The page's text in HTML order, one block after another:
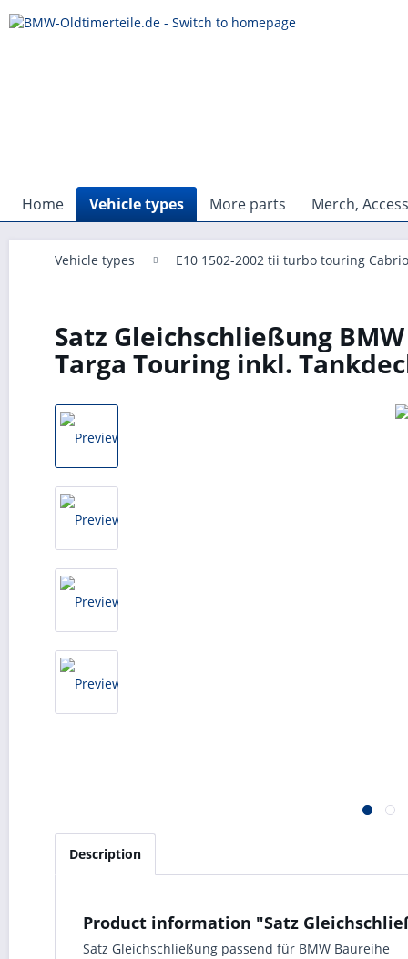
Home Vehicle types More parts Merch,
Vehicle types E10 1502-2002 tii turbo touring Cabrio
Satz Gleichschließung
Targa Touring inkl.
Description
Product information "Satz
Satz Gleichschließung passend für BMW Baureihe